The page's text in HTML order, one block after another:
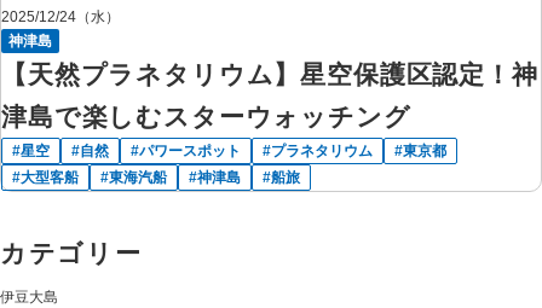
2025/12/24（水）
神津島
【天然プラネタリウム】星空保護区認定！神
津島で楽しむスターウォッチング
星空 自然 パワースポット プラネタリウム
東京都
大型客船
東海汽船 神津島 船旅
カテゴリー
伊豆大島